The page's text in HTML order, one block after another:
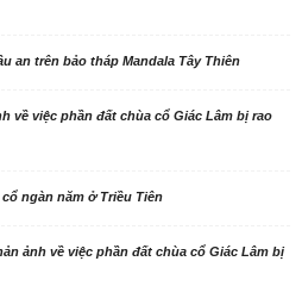
an trên bảo tháp Mandala Tây Thiên
về việc phần đất chùa cổ Giác Lâm bị rao
cổ ngàn năm ở Triều Tiên
ảnh về việc phần đất chùa cổ Giác Lâm bị